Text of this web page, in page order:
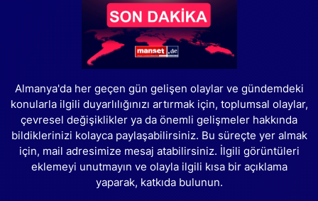
Almanya'da her geçen gün gelişen olaylar ve gündemdeki
konularla ilgili duyarlılığınızı artırmak için, toplumsal olaylar,
çevresel değişiklikler ya da önemli gelişmeler hakkında
bildiklerinizi kolayca paylaşabilirsiniz. Bu süreçte yer almak
için, mail adresimize mesaj atabilirsiniz. İlgili görüntüleri
eklemeyi unutmayın ve olayla ilgili kısa bir açıklama
yaparak, katkıda bulunun.